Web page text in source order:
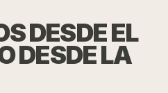
DESDE EL
DESDE LA